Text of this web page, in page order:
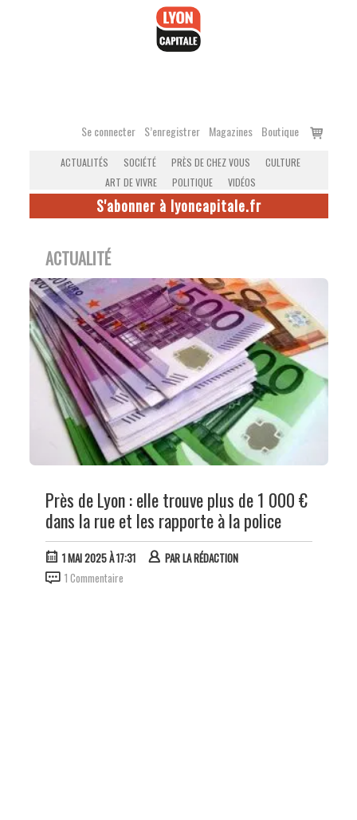
Se connecter S’enregistrer Magazines Boutique
Voir
ACTUALITÉS SOCIÉTÉ PRÈS DE CHEZ VOUS
CULTURE
ART DE VIVRE
POLITIQUE VIDÉOS
S'abonner à lyoncapitale.fr
ACTUALITÉ
Près de Lyon : elle trouve plus de 1 000 €
dans la rue et les rapporte à la police
1 MAI 2025 À 17:31 PARLA RÉDACTION
1 Commentaire